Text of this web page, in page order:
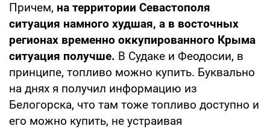
Причем, на территории Севастополя
ситуация намного худшая, а в восточных
регионах временно оккупированного Крыма
ситуация получше. В Судаке и Феодосии, в
принципе, топливо можно купить. Буквально
на днях я получил информацию из
Белогорска, что там тоже топливо доступно и
его можно купить, не устраивая